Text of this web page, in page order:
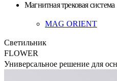
Магнитная трековая система
MAG ORIENT
Светильник
FLOWER
Универсальное решение для